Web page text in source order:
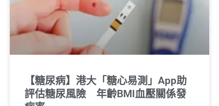
【糖尿病】港大「糖心易測」App助
評估糖尿風險 年齡BMI血壓關係發